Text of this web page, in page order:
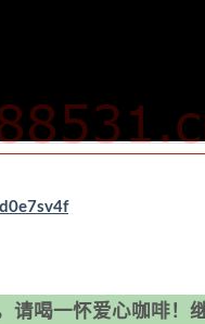
请喝一怀爱心咖啡！